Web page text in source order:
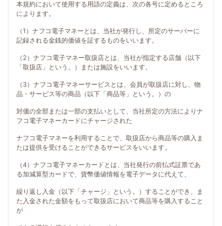
本規約において使用する用語の定義は、次の各号に定めるところ
によります。
（1）ナフコ電子マネーとは、当社が発行し、所定のサーバーに
記録される金銭的価値を証するものをいいます。
（2）ナフコ電子マネー取扱店とは、当社が指定する店舗（以下
「取扱店」という。）または施設をいいます。
（3）ナフコ電子マネーサービスとは、会員が取扱店に対し、物
品・サービス等の商品（以下「商品等」という。）の
対価の全部または一部の支払いとして、当社所定の方法によりナ
フコ電子マネーカードにチャージされた
ナフコ電子マネーを利用することで、取扱店から商品等の購入ま
たは提供を受けることができるサービスをいいます。
（4）ナフコ電子マネーカードとは、当社発行の前払式証票であ
る加減算型カードで、貨幣価値情報を電子データに代えて、
繰り返し入金（以下「チャージ」という。）することができ、ま
た入金された金額をもって取扱店において商品等を購入すること
が